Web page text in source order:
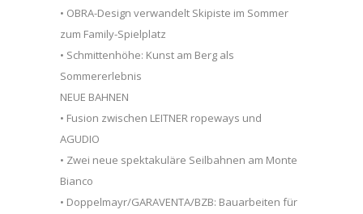
• OBRA-Design verwandelt Skipiste im Sommer
zum Family-Spielplatz
• Schmittenhöhe: Kunst am Berg als
Sommererlebnis
NEUE BAHNEN
• Fusion zwischen LEITNER ropeways und
AGUDIO
• Zwei neue spektakuläre Seilbahnen am Monte
Bianco
• Doppelmayr/GARAVENTA/BZB: Bauarbeiten für